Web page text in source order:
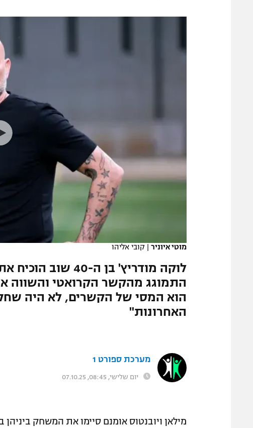
תקנון עבור פעילות ספורט 1 – "מרלן"
רשיון להקרנה פומבית לבית עסק
הצטרפות לחבילת הערוצים
הפועל תל
הפועל באר
מוטי איוניר | קובי אליהו
התמוגג מהקשר הקרואטי והשווה
האחרונות"
מערכת ספורט 1
יום שלישי, 08:45, 07.10.25
מילאן ויובנטוס אומנם סיימו את המשחק